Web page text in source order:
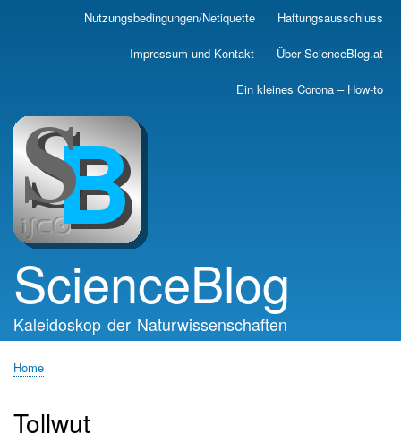
Skip
main
Nutzungsbedingungen/Netiquette Haftungsausschluss
Impressum und Kontakt Über ScienceBlog.at
Ein kleines Corona – How-to
ScienceBlog
Kaleidoskop der Naturwissenschaften
Home
Tollwut